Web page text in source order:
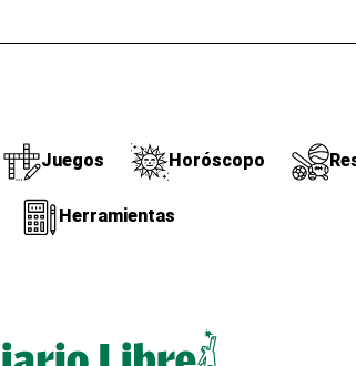
Juegos Horóscopo
Herramientas